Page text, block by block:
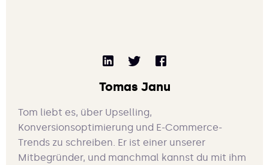
Tomas Janu
Tom liebt es, über Upselling,
Konversionsoptimierung und E-Commerce-
Trends zu schreiben. Er ist einer unserer
Mitbegründer, und manchmal kannst du mit ihm